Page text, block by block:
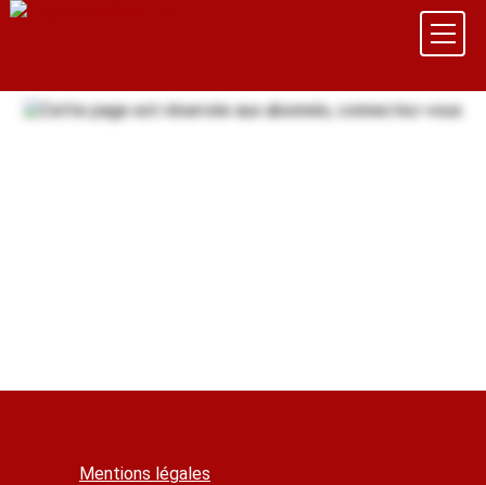
Mentions légales